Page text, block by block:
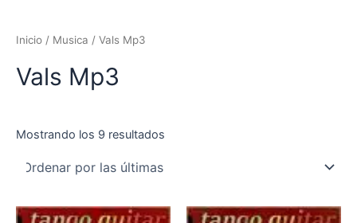
Inicio / Musica / Vals Mp3
Vals Mp3
Mostrando los 9 resultados